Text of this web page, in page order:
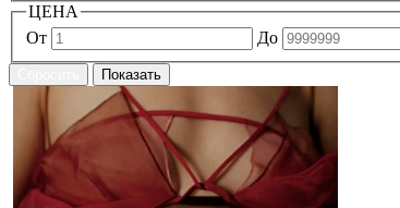
ЦЕНА
От
До